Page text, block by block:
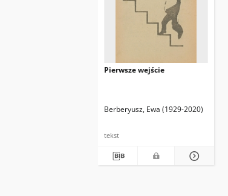
Pierwsze wejście
Berberyusz, Ewa (1929-2020)
tekst